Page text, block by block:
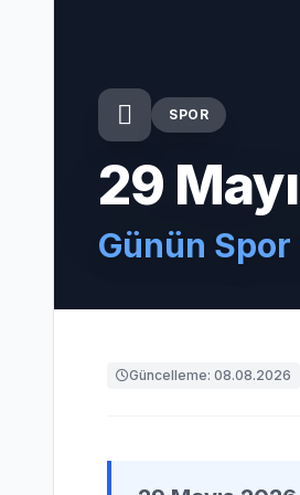
SPOR
29
Günün Spor
Güncelleme: 08.08.2026